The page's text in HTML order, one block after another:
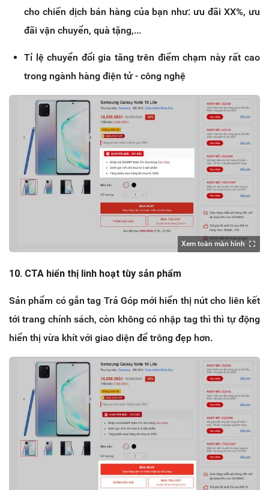
cho chiến dịch bán hàng của bạn như: ưu đãi XX%, ưu
đãi vận chuyển, quà tặng,...
Tỉ lệ chuyển đổi gia tăng trên điểm chạm này rất cao
trong ngành hàng điện tử - công nghệ
Xem toàn màn hình
10. CTA hiển thị linh hoạt tùy sản phẩm
Sản phẩm có gắn tag Trả Góp mới hiển thị nút cho liên kết
tới trang chính sách, còn không có nhập tag thì thì tự động
hiển thị vừa khít với giao diện để trông đẹp hơn.